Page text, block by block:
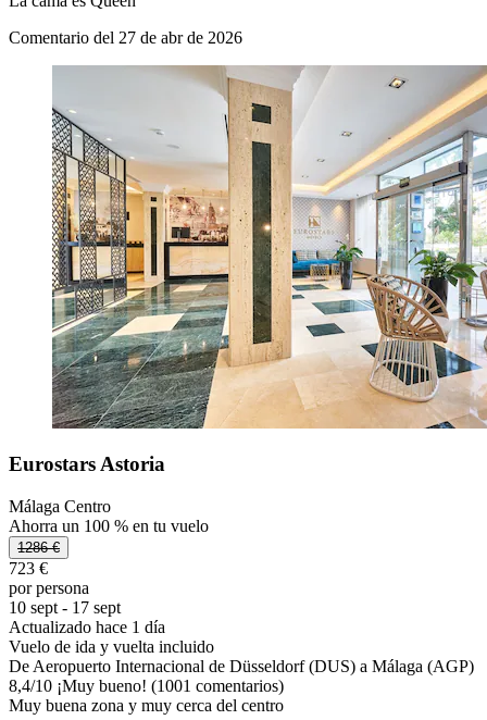
Comentario del 27 de abr de 2026
Eurostars Astoria
Málaga Centro
Ahorra un 100 % en tu vuelo
1286 €
723 €
por persona
10 sept - 17 sept
Actualizado hace 1 día
Vuelo de ida y vuelta incluido
De Aeropuerto Internacional de Düsseldorf (DUS) a Málaga (AGP)
8,4/10 ¡Muy bueno! (1001 comentarios)
Muy buena zona y muy cerca del centro